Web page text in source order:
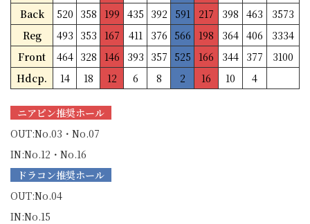
Back
520 358 199 435 392 591 217 398 463
3573
Reg
493 353 167 411 376 566 198 364 406
3334
Front
464 328 146 393 357 525 166 344 377
3100
Hdcp.
14 18 12 6 8 2 16 10 4
ニアピン推奨ホール
OUT:No.03・No.07
IN:No.12・No.16
ドラコン推奨ホール
OUT:No.04
IN:No.15